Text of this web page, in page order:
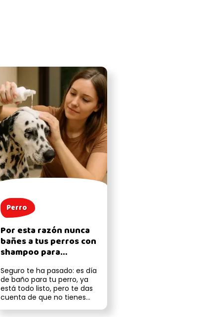
Perro
Por esta razón nunca
bañes a tus perros con
shampoo para
Seguro te ha pasado: es día
de baño para tu perro, ya
está todo listo, pero te das
cuenta de que no tienes